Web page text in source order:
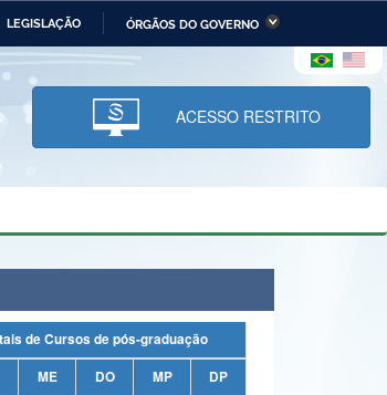
LEGISLAÇÃO ÓRGÃOS DO GOVERNO
Ministério da Infraestrutura
Ministério da Ciência,
Tecnologia, Inovações e
Comunicações
ACESSO RESTRITO
de Cursos de pós-graduação
ME DO MP
DP